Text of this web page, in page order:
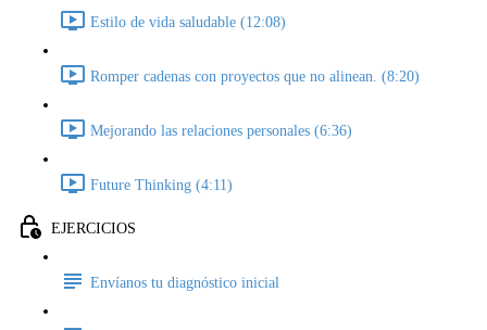
Estilo de vida saludable (12:08)
Romper cadenas con proyectos que no alinean. (8:20)
Mejorando las relaciones personales (6:36)
Future Thinking (4:11)
EJERCICIOS
Envíanos tu diagnóstico inicial